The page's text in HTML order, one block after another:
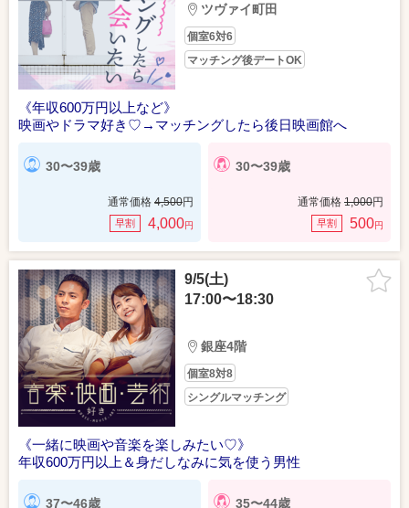
ツヴァイ町田
個室6対6
マッチング後デートOK
《年収600万円以上など》
映画やドラマ好き♡→マッチングしたら後日映画館へ
30〜39歳
通常価格 4,500円
早割 4,000円
30〜39歳
通常価格 1,000円
早割 500円
9/5(土)
17:00〜18:30
銀座4階
個室8対8
シングルマッチング
《一緒に映画や音楽を楽しみたい♡》
年収600万円以上＆身だしなみに気を使う男性
37〜46歳 35〜44歳